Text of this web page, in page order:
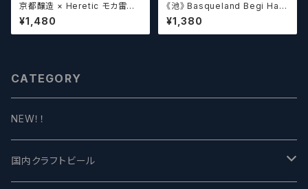
京都醸造 × Heretic モカ雷神 /
Kyoto × Heretic MOCHA T
HUNDER【クラフトビールシザ
ーズ】
¥1,480
《池》 Basqueland Begi Hau
ndi ベヒ アウンディ
¥1,380
CATEGORY
NEW！！
国内クラフトビール